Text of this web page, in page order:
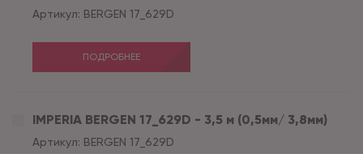
Артикул: BERGEN 17_629D
ПОДРОБНЕЕ
IMPERIA BERGEN 17_629D - 3,5 м (0,5мм/ 3,8мм)
Артикул: BERGEN 17_629D